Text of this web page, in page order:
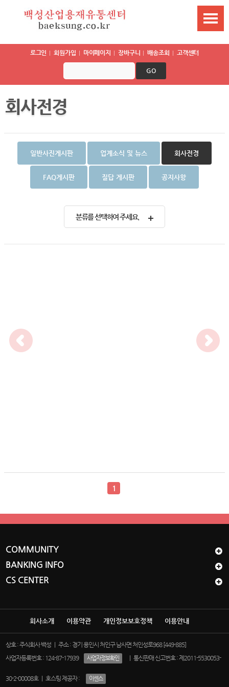
로그인 회원가입 마이페이지 장바구니 배송조회 고객센터
GO
회사전경
일반사진게시판 업계소식 및 뉴스 회사전경
FAQ게시판 질답 게시판 공지사항
분류를 선택하여 주세요.
1
COMMUNITY
BANKING INFO
CS CENTER
회사소개 이용약관 개인정보보호정책 이용안내
상호 : 주식회사 백성 ｜ 주소 : 경기 용인시 처인구 남사면 처인성로968 [449-885]
사업자등록번호 : 124-87-17939
사업자정보확인 ｜ 통신판매 신고번호 : 제2011-5530053-
30-2-00008호 ｜ 호스팅 제공자 : 이센스